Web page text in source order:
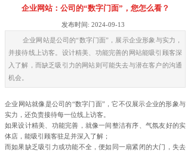
企业网站：公司的“数字门面”，您怎么看？
发布时间: 2024-09-13
企业网站是公司的“数字门面”，展示企业形象与实力，
并接待线上访客。设计精美、功能完善的网站能吸引顾客深
入了解，而缺乏吸引力的网站则可能失去与潜在客户的沟通
机会。
企业网站就像是公司的“数字门面”，它不仅展示企业的形象与
实力，还负责接待每一位线上访客。
如果设计精美、功能完善，就像一间整洁有序、气氛友好的实
体店，能吸引顾客驻足并深入了解；
而如果缺乏吸引力或功能不全，便如同一扇紧闭的大门，失去